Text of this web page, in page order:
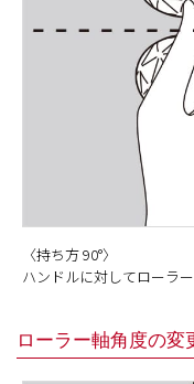
〈持ち方 90°〉
ハンドルに対してローラ
ローラー軸角度の変